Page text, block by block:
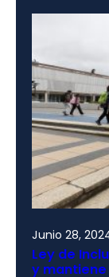
Junio 28,
Ley de
y